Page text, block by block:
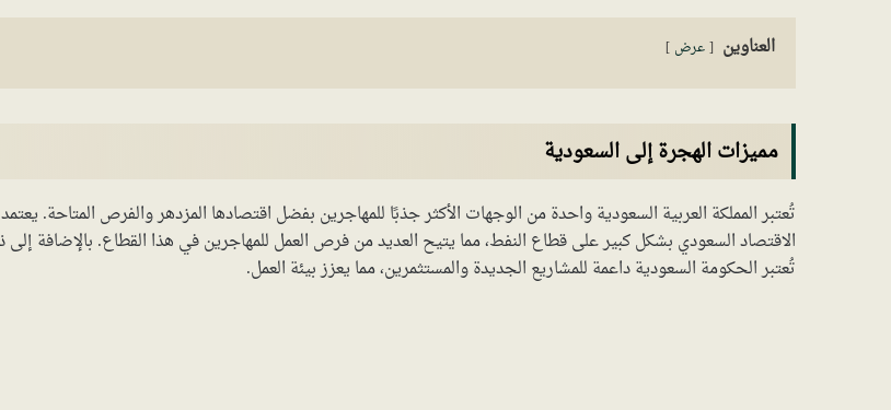
العناوين عرض
مميزات الهجرة إلى السعودية
تُعتبر المملكة العربية السعودية واحدة من الوجهات الأكثر جذبًا للمهاجرين بفضل اقتصادها المزدهر والفرص المتاحة. يعتمد
الاقتصاد السعودي بشكل كبير على قطاع النفط، مما يتيح العديد من فرص العمل للمهاجرين في هذا القطاع. بالإضافة إلى
تُعتبر الحكومة السعودية داعمة للمشاريع الجديدة والمستثمرين، مما يعزز بيئة العمل.